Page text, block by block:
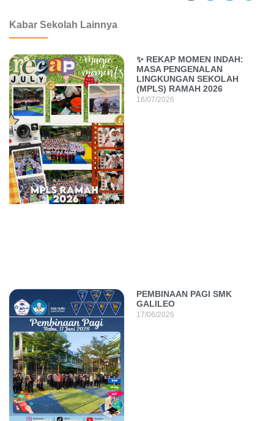
Kabar Sekolah Lainnya
✨ REKAP MOMEN INDAH:
MASA PENGENALAN
LINGKUNGAN SEKOLAH
(MPLS) RAMAH 2026
16/07/2026
PEMBINAAN PAGI SMK
GALILEO
17/06/2026